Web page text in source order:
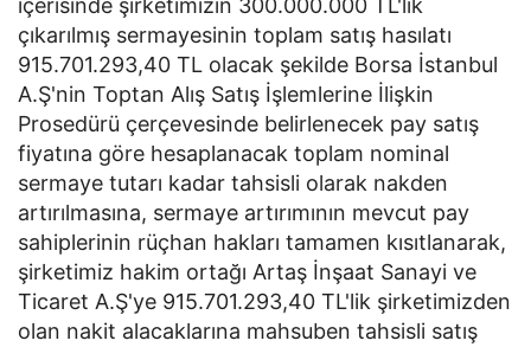
içerisinde şirketimizin 300.000.000 TL'lik
çıkarılmış sermayesinin toplam satış hasılatı
915.701.293,40 TL olacak şekilde Borsa İstanbul
A.Ş'nin Toptan Alış Satış İşlemlerine İlişkin
Prosedürü çerçevesinde belirlenecek pay satış
fiyatına göre hesaplanacak toplam nominal
sermaye tutarı kadar tahsisli olarak nakden
artırılmasına, sermaye artırımının mevcut pay
sahiplerinin rüçhan hakları tamamen kısıtlanarak,
şirketimiz hakim ortağı Artaş İnşaat Sanayi ve
Ticaret A.Ş'ye 915.701.293,40 TL'lik şirketimizden
olan nakit alacaklarına mahsuben tahsisli satış